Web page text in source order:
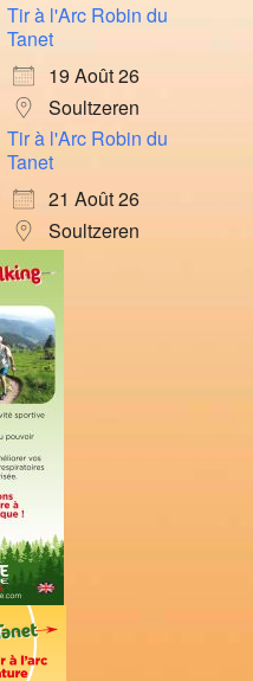
Tir à l'Arc Robin du
Tanet
19 Août 26
Soultzeren
Tir à l'Arc Robin du
Tanet
21 Août 26
Soultzeren